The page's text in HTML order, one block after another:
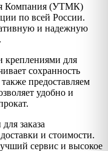
Компания (УТМК)
по всей России.
и надежную
для
сохранность
предоставляем
удобно и
заказа
и стоимости.
сервис и высокое